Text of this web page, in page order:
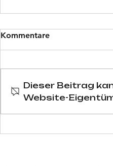
Kommentare
Dieser Beitrag
Website-